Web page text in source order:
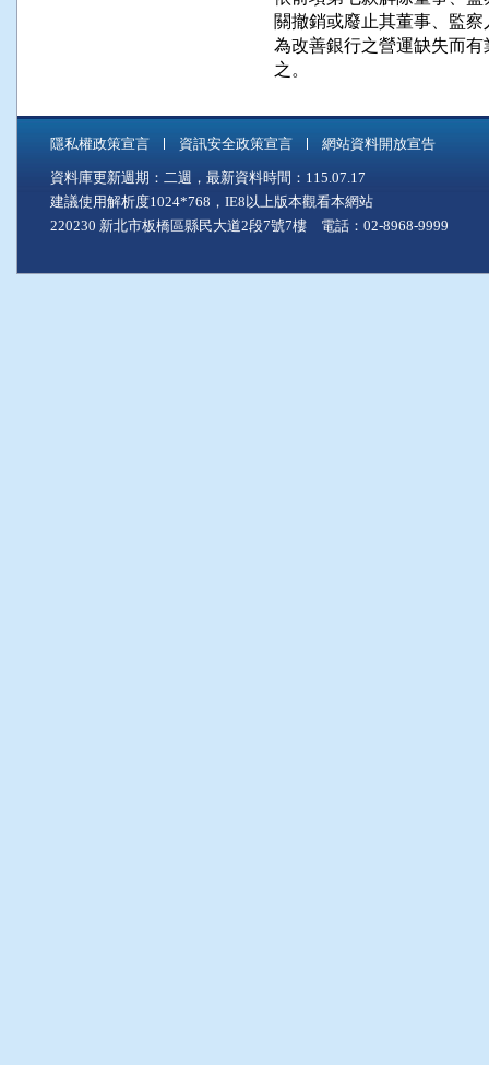
關撤銷或廢止其董事、監察
為改善銀行之營運缺失而
之。
隱私權政策宣言 資訊安全政策宣言 網站資料開放宣告
資料庫更新週期：二週，最新資料時間：115.07.17
建議使用解析度1024*768，IE8以上版本觀看本網站
220230 新北市板橋區縣民大道2段7號7樓 電話：02-8968-9999